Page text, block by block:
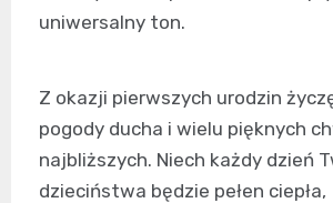
uniwersalny ton.
Z okazji pierwszych urodzin
pogody ducha i wielu pięknych
najbliższych. Niech każdy dzień
dzieciństwa będzie pełen ciepła,